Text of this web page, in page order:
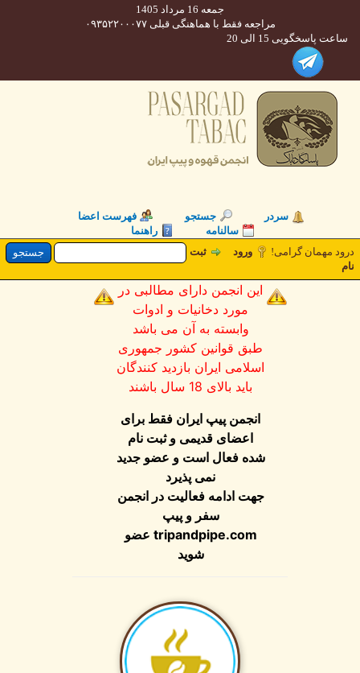
جمعه 16 مرداد 1405
مراجعه فقط با هماهنگی قبلی ۰۹۳۵۲۲۰۰۰۷۷
پاسخگویی 15 الی 20
سردر جستجو
فهرست اعضا
سالنامه
راهنما
مهمان گرامی!
ورود ثبت
این انجمن دارای مطالبی در
مورد دخانیات و ادوات
وابسته به آن می باشد
طبق قوانین کشور جمهوری
اسلامی ایران بازدید کنندگان
باید بالای 18 سال باشند
انجمن پیپ ایران فقط برای
اعضای قدیمی و ثبت نام
شده فعال است و عضو جدید
نمی پذیرد
جهت ادامه فعالیت در انجمن
سفر و پیپ
tripandpipe.comعضو
شوید